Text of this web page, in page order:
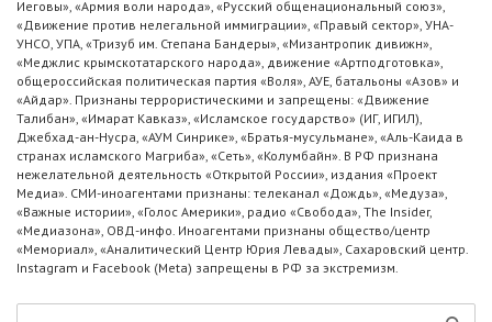
Иеговы», «Армия воли народа», «Русский общенациональный союз»,
«Движение против нелегальной иммиграции», «Правый сектор», УНА-
УНСО, УПА, «Тризуб им. Степана Бандеры», «Мизантропик дивижн»,
«Меджлис крымскотатарского народа», движение «Артподготовка»,
общероссийская политическая партия «Воля», АУЕ, батальоны «Азов» и
«Айдар». Признаны террористическими и запрещены: «Движение
Талибан», «Имарат Кавказ», «Исламское государство» (ИГ, ИГИЛ),
Джебхад-ан-Нусра, «АУМ Синрике», «Братья-мусульмане», «Аль-Каида в
странах исламского Магриба», «Сеть», «Колумбайн». В РФ признана
нежелательной деятельность «Открытой России», издания «Проект
Медиа». СМИ-иноагентами признаны: телеканал «Дождь», «Медуза»,
«Важные истории», «Голос Америки», радио «Свобода», The Insider,
«Медиазона», ОВД-инфо. Иноагентами признаны общество/центр
«Мемориал», «Аналитический Центр Юрия Левады», Сахаровский центр.
Instagram и Facebook (Metа) запрещены в РФ за экстремизм.